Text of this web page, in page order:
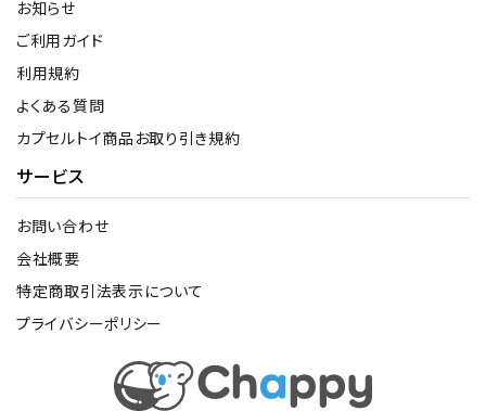
お知らせ
ご利用ガイド
利用規約
よくある質問
カプセルトイ商品お取り引き規約
サービス
お問い合わせ
会社概要
特定商取引法表示について
プライバシーポリシー